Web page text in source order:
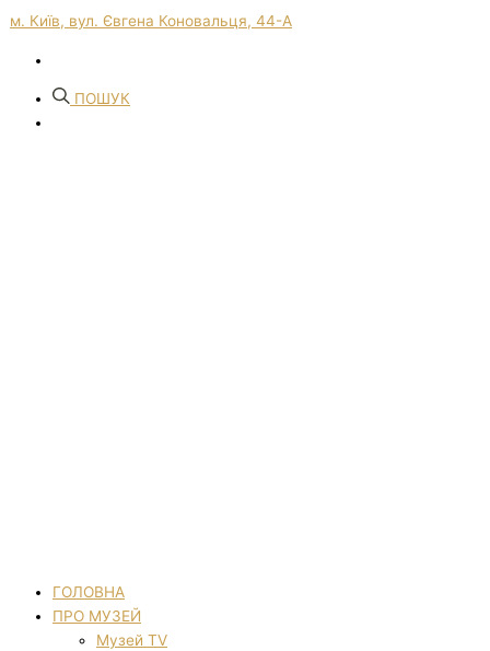
м. Київ, вул. Євгена Коновальця, 44-А
ПОШУК
ГОЛОВНА
ПРО МУЗЕЙ
Музей TV